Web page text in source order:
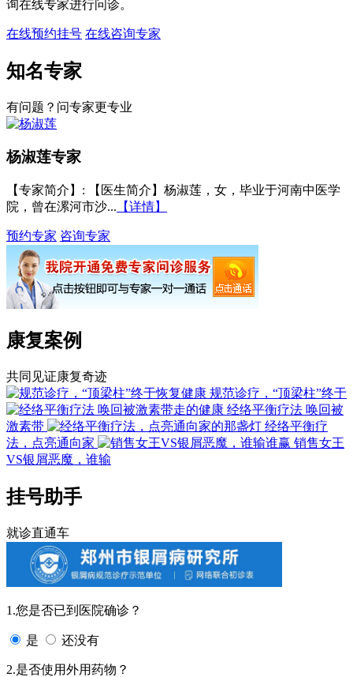
询在线专家进行问诊。
在线预约挂号 在线咨询专家
知名专家
有问题？问专家更专业
杨淑莲专家
【专家简介】 : 【医生简介】杨淑莲，女，毕业于河南中医学
院，曾在漯河市沙... 【详情】
预约专家 咨询专家
康复案例
共同见证康复奇迹
规范诊疗，“顶梁柱”终于
经络平衡疗法 唤回被
激素带
经络平衡疗
法，点亮通向家
销售女王
VS银屑恶魔，谁输
挂号助手
就诊直通车
1.您是否已到医院确诊？
是 还没有
2.是否使用外用药物？